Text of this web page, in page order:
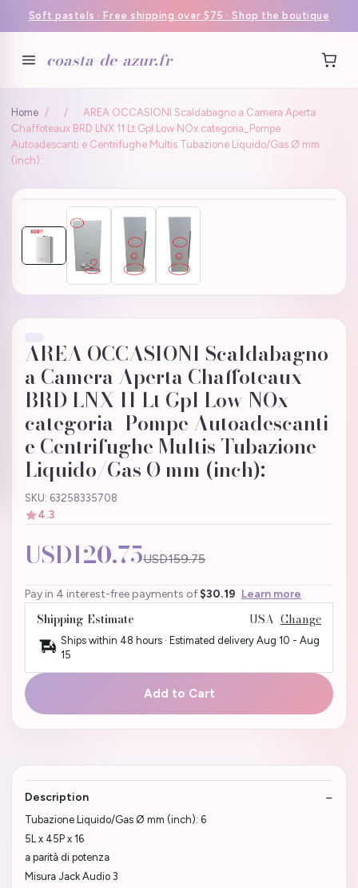
Soft pastels · Free shipping over $75 · Shop the boutique
coasta-de-azur.fr
Home / /
AREA OCCASIONI Scaldabagno a Camera Aperta
Chaffoteaux BRD LNX 11 Lt Gpl Low NOx categoria_Pompe
Autoadescanti e Centrifughe Multis Tubazione Liquido/Gas Ø mm
(inch):
AREA OCCASIONI Scaldabagno
a Camera Aperta Chaffoteaux
BRD LNX 11 Lt Gpl Low NOx
categoria_Pompe Autoadescanti
e Centrifughe Multis Tubazione
Liquido/Gas Ø mm (inch):
SKU: 63258335708
4.3
USD120.75USD159.75
Pay in 4 interest-free payments of $30.19 Learn more
Shipping Estimate USA Change
Ships within 48 hours · Estimated delivery Aug 10 - Aug
15
Add to Cart
Description
Tubazione Liquido/Gas Ø mm (inch): 6
5L x 45P x 16
a parità di potenza
Misura Jack Audio 3